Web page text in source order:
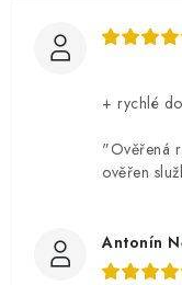
+ rychlé
"Ověřená
ověřen
Antonín